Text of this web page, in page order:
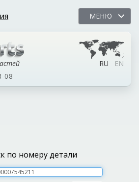
МЕНЮ
RU
EN
08
по номеру детали